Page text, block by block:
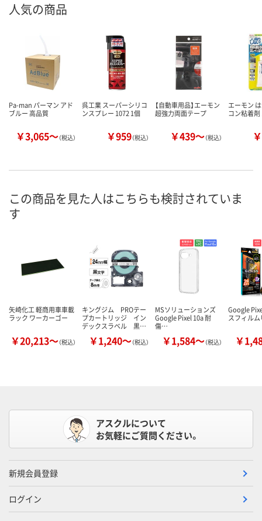
人気の商品
Pa-man パーマン アド
ブルー 高品質
￥3,065～（税込）
呉工業 スーパーシリコ
ンスプレー 1072 1個
￥959（税込）
【自動車用品】エーモン
超強力両面テープ
￥439～（税込）
エーモン
コン粘着剤
この商品を見た人はこちらも検討されていま
す
矢崎化工 軽商用車車載
ラック ワーカーゴー
￥20,213～（税込）
キングジム PROテー
プカートリッジ イン
デックスラベル 黒…
￥1,240～（税込）
MSソリューションズ
Google Pixel 10a 耐
傷…
￥1,584～（税込）
Google
スフィル
￥
アスクルについて
お気軽にご質問ください。
新規会員登録
ログイン